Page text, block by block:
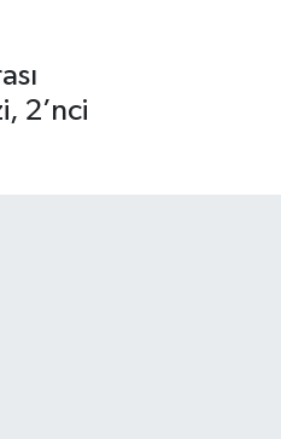
2’nci